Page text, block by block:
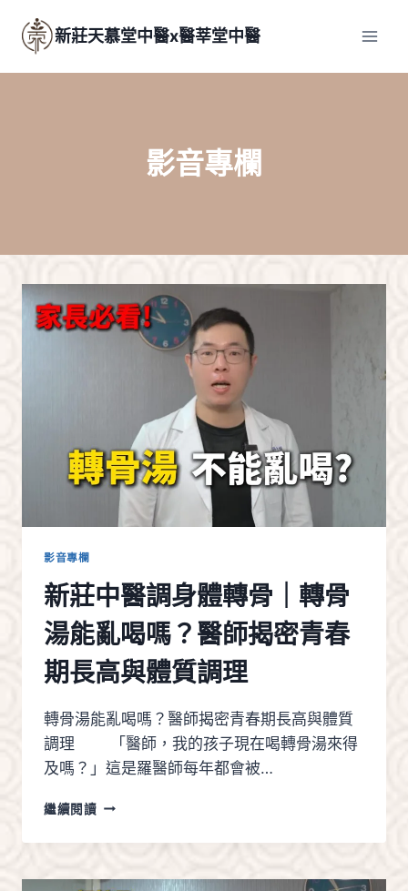
content
新莊天慕堂中醫x醫莘堂中醫
影音專欄
影音專欄
新莊中醫調身體轉骨｜轉骨
湯能亂喝嗎？醫師揭密青春
期長高與體質調理
轉骨湯能亂喝嗎？醫師揭密青春期長高與體質
調理 「醫師，我的孩子現在喝轉骨湯來得
及嗎？」這是羅醫師每年都會被…
繼續閱讀新
中
調